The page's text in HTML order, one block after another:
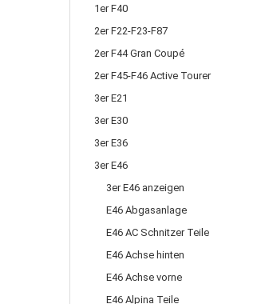
1er F40
2er F22-F23-F87
2er F44 Gran Coupé
2er F45-F46 Active Tourer
3er E21
3er E30
3er E36
3er E46
3er E46 anzeigen
E46 Abgasanlage
E46 AC Schnitzer Teile
E46 Achse hinten
E46 Achse vorne
E46 Alpina Teile